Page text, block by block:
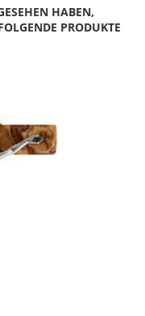
HABEN,
PRODUKTE